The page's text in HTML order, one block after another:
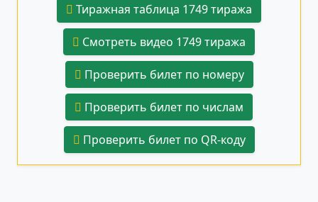
Тиражная таблица 1749 тиража
Смотреть видео 1749 тиража
Проверить билет по номеру
Проверить билет по числам
Проверить билет по QR-коду